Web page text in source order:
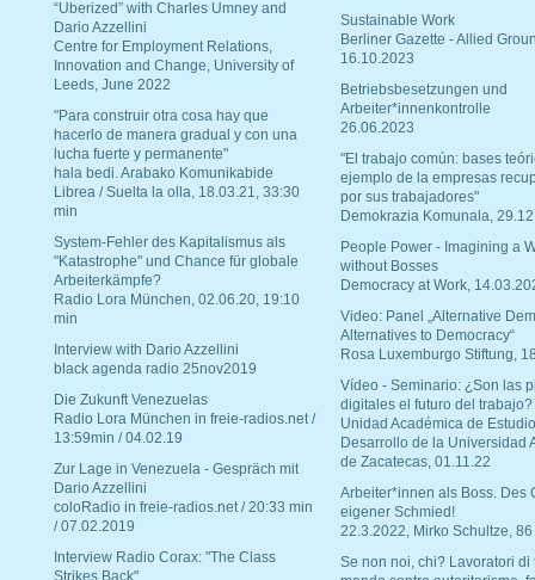
“Uberized” with Charles Umney and
Dario Azzellini
Centre for Employment Relations,
Innovation and Change, University of
Leeds, June 2022
"Para construir otra cosa hay que
hacerlo de manera gradual y con una
lucha fuerte y permanente"
hala bedi. Arabako Komunikabide
Librea / Suelta la olla, 18.03.21, 33:30
min
System-Fehler des Kapitalismus als
"Katastrophe" und Chance für globale
Arbeiterkämpfe?
Radio Lora München, 02.06.20, 19:10
min
Interview with Dario Azzellini
black agenda radio 25nov2019
Die Zukunft Venezuelas
Radio Lora München in freie-radios.net /
13:59min / 04.02.19
Zur Lage in Venezuela - Gespräch mit
Dario Azzellini
coloRadio in freie-radios.net / 20:33 min
/ 07.02.2019
Interview Radio Corax: "The Class
Strikes Back"
Sustainable Work
Berliner Gazette - Allied
16.10.2023
Betriebsbesetzungen und
Arbeiter*innenkontrolle
26.06.2023
"El trabajo común: bases
ejemplo de la empresas
por sus trabajadores"
Demokrazia Komunala,
People Power - Imagining a
without Bosses
Democracy at Work,
Video: Panel „Alternative
Alternatives to Democracy“
Rosa Luxemburgo Stiftung,
Vídeo - Seminario: ¿Son las
digitales el futuro del trabajo?
Unidad Académica de
Desarrollo de la Universidad
de Zacatecas, 01.11.22
Arbeiter*innen als Boss. Des
eigener Schmied!
22.3.2022, Mirko Schultze, 86
Se non noi, chi? Lavoratori di